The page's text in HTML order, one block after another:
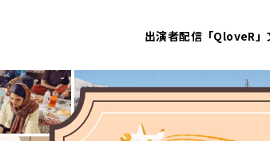
出演者配信「QloveR」